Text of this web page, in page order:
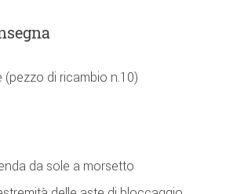
(pezzo di ricambio n.10)
da sole a morsetto